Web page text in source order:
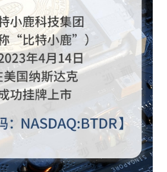
金融科技
矿业冶炼
大数据与人工智能
建筑科技与装饰装潢